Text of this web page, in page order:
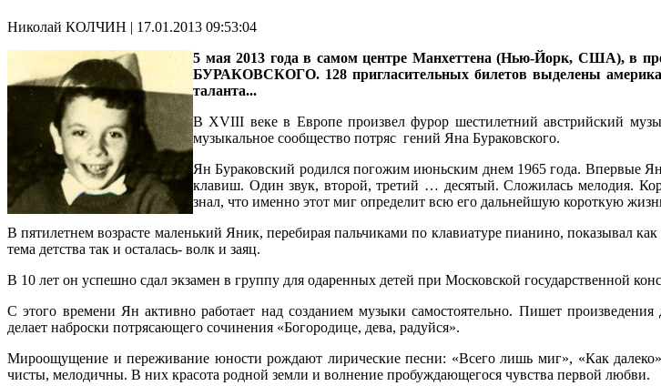
Николай КОЛЧИН | 17.01.2013 09:53:04
5 мая 2013 года в самом центре Манхеттена (Нью-Йорк, США), в
БУРАКОВСКОГО. 128 пригласительных билетов выделены
таланта...
В XVIII веке в Европе произвел фурор шестилетний австрийский
музыкальное сообщество потряс гений Яна Бураковского.
Ян Бураковский родился погожим июньским днем 1965 года. Впервые
клавиш. Один звук, второй, третий … десятый. Сложилась мелодия.
знал, что именно этот миг определит всю его дальнейшую короткую
В пятилетнем возрасте маленький Яник, перебирая пальчиками по клавиатуре пианино, показывал
тема детства так и осталась- волк и заяц.
В 10 лет он успешно сдал экзамен в группу для одаренных детей при Московской государственной
С этого времени Ян активно работает над созданием музыки самостоятельно. Пишет произведения
делает наброски потрясающего сочинения «Богородице, дева, радуйся».
Мироощущение и переживание юности рождают лирические песни: «Всего лишь миг», «Как
чисты, мелодичны. В них красота родной земли и волнение пробуждающегося чувства первой любви.